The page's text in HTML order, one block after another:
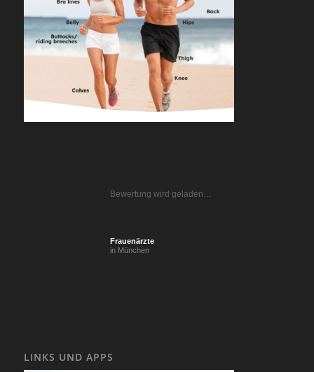
Bewertung wird geladen…
Frauenärzte
in München
LINKS UND APPS